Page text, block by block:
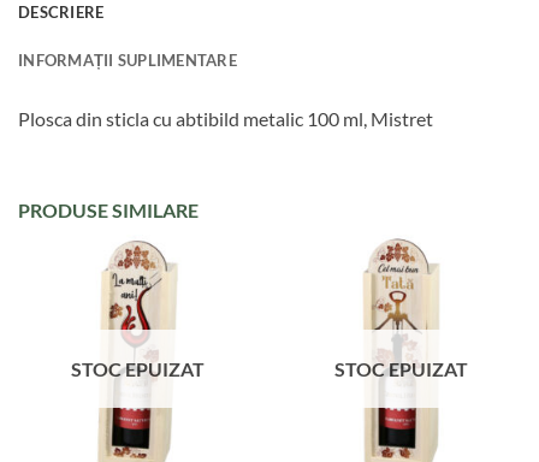
DESCRIERE
INFORMAȚII SUPLIMENTARE
Plosca din sticla cu abtibild metalic 100 ml, Mistret
PRODUSE SIMILARE
STOC EPUIZAT STOC EPUIZAT